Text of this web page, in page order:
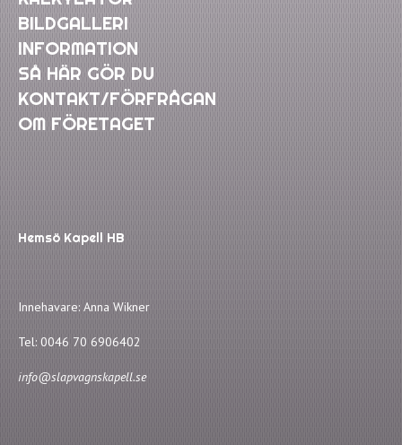
BILDGALLERI
INFORMATION
SÅ HÄR GÖR DU
KONTAKT/FÖRFRÅGAN
OM FÖRETAGET
Hemsö Kapell HB
Innehavare: Anna Wikner
Tel: 0046 70 6906402
info@slapvagnskapell.se